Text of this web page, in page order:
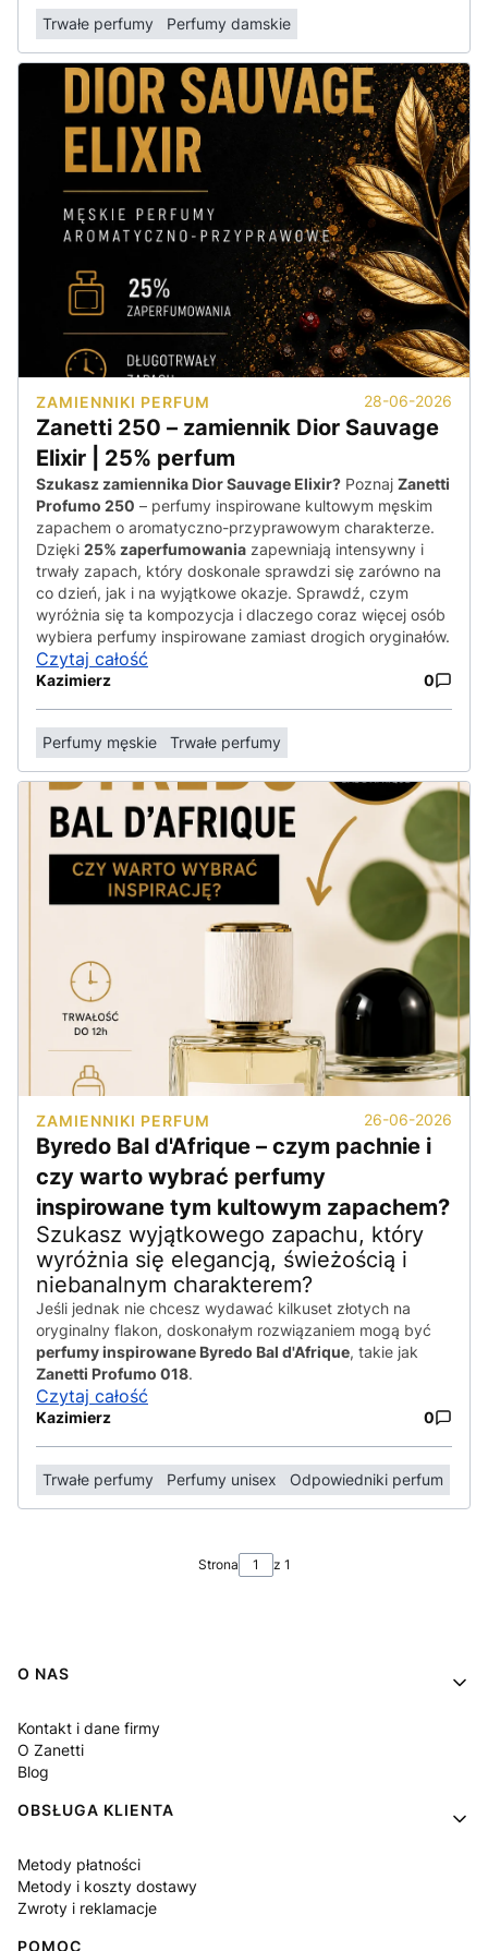
Trwałe perfumy Perfumy damskie
ZAMIENNIKI PERFUM 28-06-2026
Zanetti 250 – zamiennik Dior Sauvage
Elixir | 25% perfum
Szukasz zamiennika Dior Sauvage Elixir? Poznaj Zanetti
Profumo 250 – perfumy inspirowane kultowym męskim
zapachem o aromatyczno-przyprawowym charakterze.
Dzięki 25% zaperfumowania zapewniają intensywny i
trwały zapach, który doskonale sprawdzi się zarówno na
co dzień, jak i na wyjątkowe okazje. Sprawdź, czym
wyróżnia się ta kompozycja i dlaczego coraz więcej osób
wybiera perfumy inspirowane zamiast drogich oryginałów.
Czytaj całość
Kazimierz 0
Perfumy męskie Trwałe perfumy
ZAMIENNIKI PERFUM 26-06-2026
Byredo Bal d'Afrique – czym pachnie i
czy warto wybrać perfumy
inspirowane tym kultowym zapachem?
Szukasz wyjątkowego zapachu, który
wyróżnia się elegancją, świeżością i
niebanalnym charakterem?
Jeśli jednak nie chcesz wydawać kilkuset złotych na
oryginalny flakon, doskonałym rozwiązaniem mogą być
perfumy inspirowane Byredo Bal d'Afrique, takie jak
Zanetti Profumo 018.
Czytaj całość
Kazimierz 0
Trwałe perfumy Perfumy unisex Odpowiedniki perfum
Strona z 1
Linki w stopce
O NAS
Kontakt i dane firmy
O Zanetti
Blog
OBSŁUGA KLIENTA
Metody płatności
Metody i koszty dostawy
Zwroty i reklamacje
POMOC